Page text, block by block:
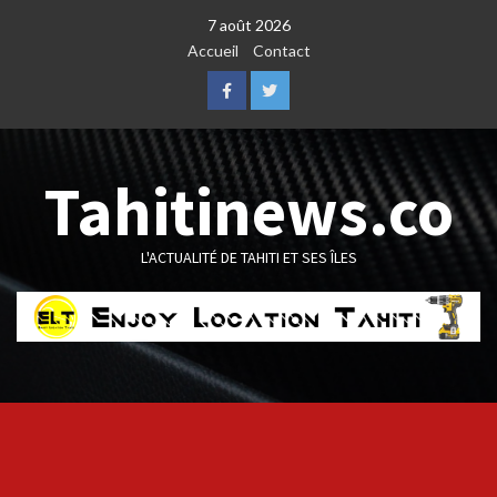
7 août 2026
Accueil
Contact
FacebookTwitter
Tahitinews.co
L'ACTUALITÉ DE TAHITI ET SES ÎLES